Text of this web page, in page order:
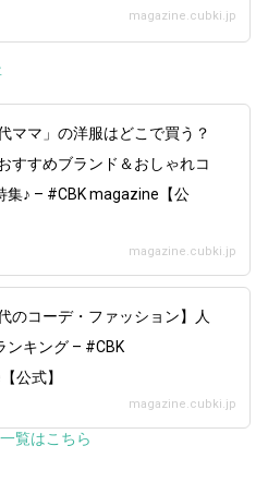
magazine.cubki.jp
ママ」の洋服はどこで買う？
すすめブランド＆おしゃれコ
集♪ – #CBK magazine【公
magazine.cubki.jp
のコーデ・ファッション】人
ンキング – #CBK
公式】
magazine.cubki.jp
覧はこちら